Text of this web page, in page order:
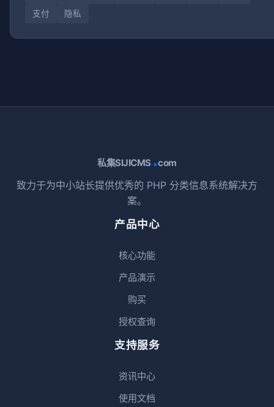
支付
隐私
私集SIJICMS .com
致力于为中小站长提供优秀的 PHP 分类信息系统解决方
案。
产品中心
核心功能
产品演示
购买
授权查询
支持服务
资讯中心
使用文档